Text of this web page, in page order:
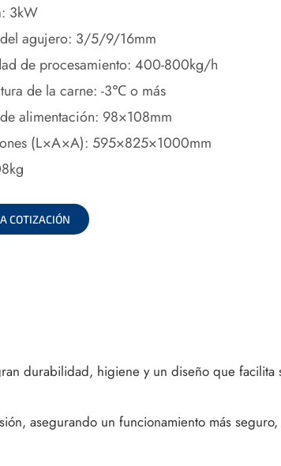
3kW
del agujero: 3/5/9/16mm
de procesamiento: 400-800kg/h
de la carne: -3℃ o más
alimentación: 98×108mm
(L×A×A): 595×825×1000mm
COTIZACIÓN
durabilidad, higiene y un diseño que facilita
asegurando un funcionamiento más